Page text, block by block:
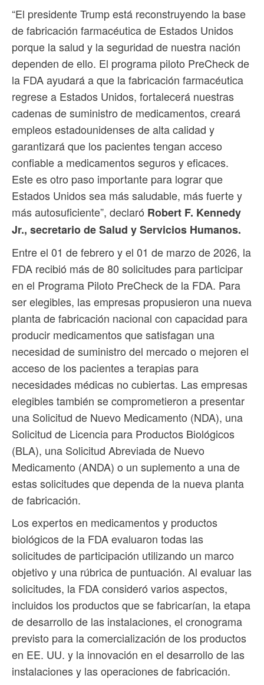
“El presidente Trump está reconstruyendo la base
de fabricación farmacéutica de Estados Unidos
porque la salud y la seguridad de nuestra nación
dependen de ello. El programa piloto PreCheck de
la FDA ayudará a que la fabricación farmacéutica
regrese a Estados Unidos, fortalecerá nuestras
cadenas de suministro de medicamentos, creará
empleos estadounidenses de alta calidad y
garantizará que los pacientes tengan acceso
confiable a medicamentos seguros y eficaces.
Este es otro paso importante para lograr que
Estados Unidos sea más saludable, más fuerte y
más autosuficiente”, declaró Robert F. Kennedy
Jr., secretario de Salud y Servicios Humanos.
Entre el 01 de febrero y el 01 de marzo de 2026, la
FDA recibió más de 80 solicitudes para participar
en el Programa Piloto PreCheck de la FDA. Para
ser elegibles, las empresas propusieron una nueva
planta de fabricación nacional con capacidad para
producir medicamentos que satisfagan una
necesidad de suministro del mercado o mejoren el
acceso de los pacientes a terapias para
necesidades médicas no cubiertas. Las empresas
elegibles también se comprometieron a presentar
una Solicitud de Nuevo Medicamento (NDA), una
Solicitud de Licencia para Productos Biológicos
(BLA), una Solicitud Abreviada de Nuevo
Medicamento (ANDA) o un suplemento a una de
estas solicitudes que dependa de la nueva planta
de fabricación.
Los expertos en medicamentos y productos
biológicos de la FDA evaluaron todas las
solicitudes de participación utilizando un marco
objetivo y una rúbrica de puntuación. Al evaluar las
solicitudes, la FDA consideró varios aspectos,
incluidos los productos que se fabricarían, la etapa
de desarrollo de las instalaciones, el cronograma
previsto para la comercialización de los productos
en EE. UU. y la innovación en el desarrollo de las
instalaciones y las operaciones de fabricación.